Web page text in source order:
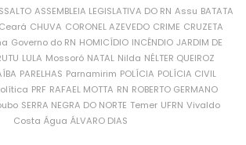
ASSEMBLEIA LEGISLATIVA DO RN Assu BATATA
Ceará CHUVA CORONEL AZEVEDO CRIME CRUZETA
Governo do RN HOMICÍDIO INCÊNDIO JARDIM DE
LULA Mossoró NATAL Nilda NÉLTER QUEIROZ
PARELHAS Parnamirim POLÍCIA POLÍCIA CIVIL
PRF RAFAEL MOTTA RN ROBERTO GERMANO
SERRA NEGRA DO NORTE Temer UFRN Vivaldo
Costa Água ÁLVARO DIAS